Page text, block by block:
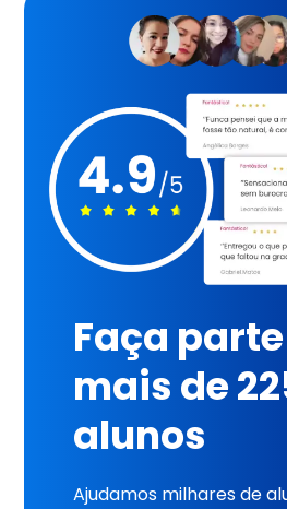
Faça
mais de
alunos
Ajudamos milhares de